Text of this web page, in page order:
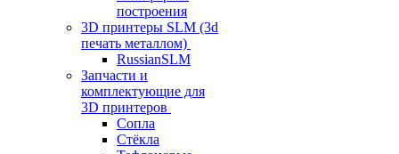
построения
3D принтеры SLM (3d
печать металлом)
RussianSLM
Запчасти и
комплектующие для
3D принтеров
Сопла
Cтёкла